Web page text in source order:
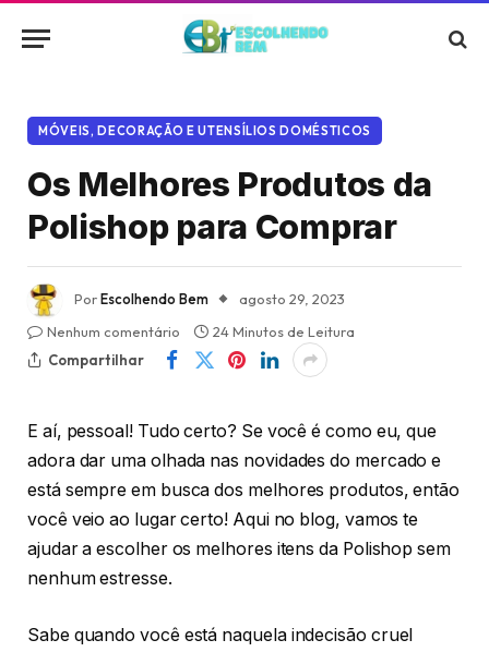
MÓVEIS, DECORAÇÃO E UTENSÍLIOS DOMÉSTICOS
Os Melhores Produtos da
Polishop para Comprar
PorEscolhendo Bem
agosto 29, 2023
Nenhum comentário
24 Minutos de Leitura
Compartilhar
E aí, pessoal! Tudo certo? Se você é como eu, que
adora dar uma olhada nas novidades do mercado e
está sempre em busca dos melhores produtos, então
você veio ao lugar certo! Aqui no blog, vamos te
ajudar a escolher os melhores itens da Polishop sem
nenhum estresse.
Sabe quando você está naquela indecisão cruel